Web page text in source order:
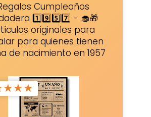
Cumpleaños
1️⃣9️⃣5️⃣7️⃣ - 🧁🎁
originales para
para quienes tienen
de nacimiento en 1957
★★★